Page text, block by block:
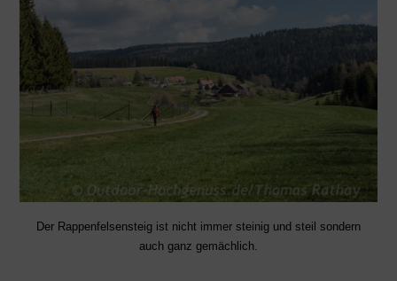
Der Rappenfelsensteig ist nicht immer steinig und steil sondern
auch ganz gemächlich.